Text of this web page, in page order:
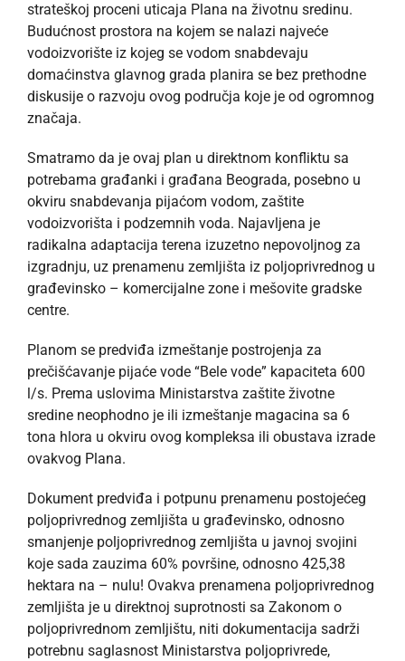
strateškoj proceni uticaja Plana na životnu sredinu.
Budućnost prostora na kojem se nalazi najveće
vodoizvorište iz kojeg se vodom snabdevaju
domaćinstva glavnog grada planira se bez prethodne
diskusije o razvoju ovog područja koje je od ogromnog
značaja.
Smatramo da je ovaj plan u direktnom konfliktu sa
potrebama građanki i građana Beograda, posebno u
okviru snabdevanja pijaćom vodom, zaštite
vodoizvorišta i podzemnih voda. Najavljena je
radikalna adaptacija terena izuzetno nepovoljnog za
izgradnju, uz prenamenu zemljišta iz poljoprivrednog u
građevinsko – komercijalne zone i mešovite gradske
centre.
Planom se predviđa izmeštanje postrojenja za
prečišćavanje pijaće vode “Bele vode” kapaciteta 600
l/s. Prema uslovima Ministarstva zaštite životne
sredine neophodno je ili izmeštanje magacina sa 6
tona hlora u okviru ovog kompleksa ili obustava izrade
ovakvog Plana.
Dokument predviđa i potpunu prenamenu postojećeg
poljoprivrednog zemljišta u građevinsko, odnosno
smanjenje poljoprivrednog zemljišta u javnoj svojini
koje sada zauzima 60% površine, odnosno 425,38
hektara na – nulu! Ovakva prenamena poljoprivrednog
zemljišta je u direktnoj suprotnosti sa Zakonom o
poljoprivrednom zemljištu, niti dokumentacija sadrži
potrebnu saglasnost Ministarstva poljoprivrede,